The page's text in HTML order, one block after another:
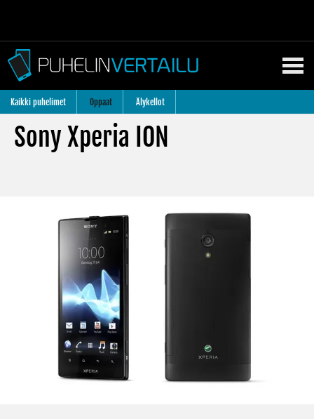
Kaikki puhelimet Oppaat Älykellot
Sony Xperia ION